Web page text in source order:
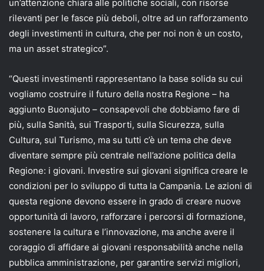
un’attenzione chiara alle politiche sociali, con risorse
rilevanti per le fasce più deboli, oltre ad un rafforzamento
degli investimenti in cultura, che per noi non è un costo,
ma un asset strategico”.
“Questi investimenti rappresentano la base solida su cui
vogliamo costruire il futuro della nostra Regione – ha
aggiunto Buonajuto – consapevoli che dobbiamo fare di
più, sulla Sanità, sui Trasporti, sulla Sicurezza, sulla
Cultura, sul Turismo, ma su tutti c’è un tema che deve
diventare sempre più centrale nell’azione politica della
Regione: i giovani. Investire sui giovani significa creare le
condizioni per lo sviluppo di tutta la Campania. Le azioni di
questa regione devono essere in grado di creare nuove
opportunità di lavoro, rafforzare i percorsi di formazione,
sostenere la cultura e l’innovazione, ma anche avere il
coraggio di affidare ai giovani responsabilità anche nella
pubblica amministrazione, per garantire servizi migliori,